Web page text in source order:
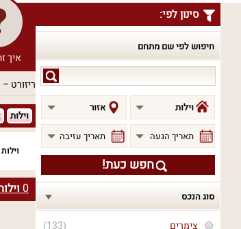
סינון לפי:
חיפוש לפי שם מתחם
לפי
שם
מתחם
וילות אזור
תאריך הגעה תאריך עזיבה
חפש כעת!
סוג הנכס
(133)
צימרים
איך
ריזורט
וילות
0